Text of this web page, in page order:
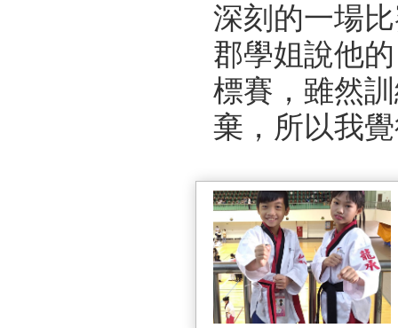
深刻的一場
郡學姐說他
標賽，雖然
棄，所以我